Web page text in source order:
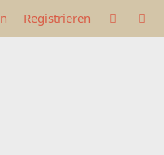
Registrieren